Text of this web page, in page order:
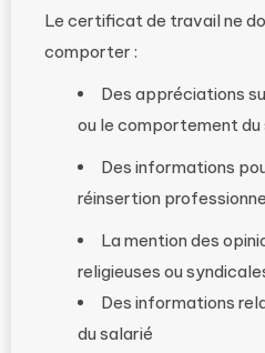
Le certificat de travail ne
comporter :
Des appréciations
ou le comportement du
Des informations
réinsertion
La mention des
religieuses ou
Des informations
du salarié